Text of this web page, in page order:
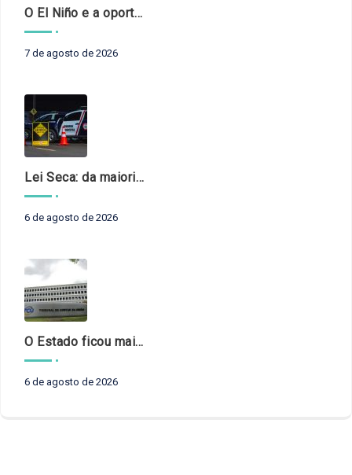
O El Niño e a oportunidade de fortalecer o controle externo das políticas climáticas
7 de agosto de 2026
Lei Seca: da maioridade à maturidade
6 de agosto de 2026
O Estado ficou mais complexo. O controle precisa acompanhar
6 de agosto de 2026